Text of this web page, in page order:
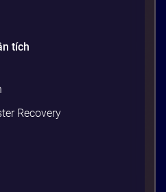
tích
Recovery